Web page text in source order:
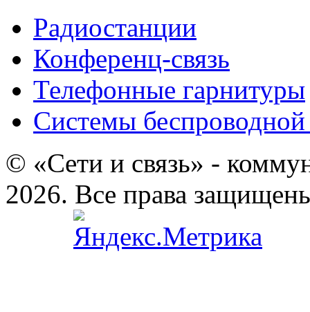
Радиостанции
Конференц-связь
Телефонные гарнитуры
Системы беспроводной
© «Сети и связь» -
2026. Все права